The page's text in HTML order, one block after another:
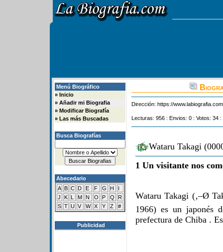
Menú Biográfico
» Inicio
» Añadir mi Biografia
» Modificar Biografía
» Las más Buscadas
Busca Biografías
Abecedario
A B C D E F G H
I
J
K L M N O P Q
R
S T U V W X Y Z #
Publicidad
Dirección: https://
Lecturas: 956 : Envios: 0 : Votos: 34
Wataru Takagi
1 Un visitante nos
Wataru Takagi (‚–Ø
1966) es un japonés
prefectura de Chiba .